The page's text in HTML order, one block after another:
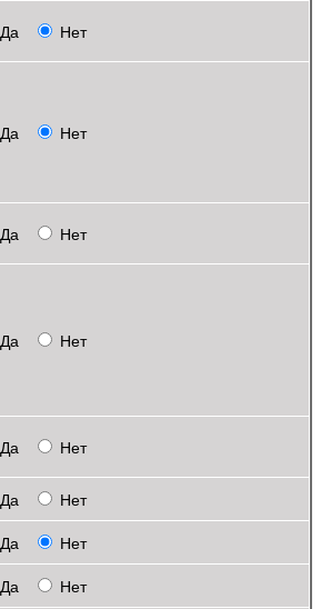
Да Нет
Да Нет
Да Нет
Да Нет
Да Нет
Да
Нет
Да
Нет
Да Нет